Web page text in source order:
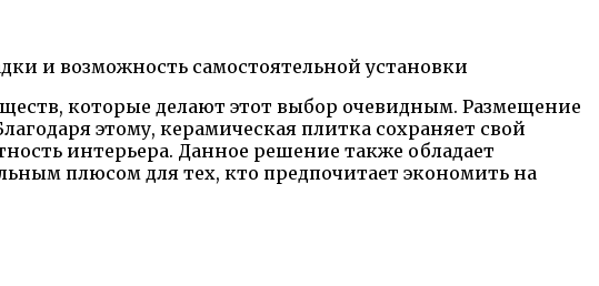
которые делают этот выбор очевидным. Размещение
этому, керамическая плитка сохраняет свой
интерьера. Данное решение также обладает
плюсом для тех, кто предпочитает экономить на